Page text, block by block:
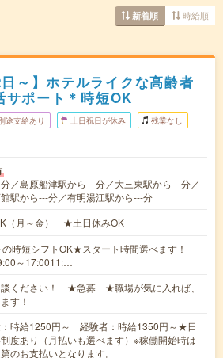
新着順 時給順
～】ホテルライクな高齢者
サポート＊時短OK
途支給あり 土日祝日が休み 残業なし
／島原船津駅から---分／大三東駅から---分／
駅から---分／有明湯江駅から---分
（月～金） ★土日休みOK
時短シフトOK★スタート時間選べます！
～17:0011:…
談ください！ ★急募 ★職場が気に入れば、
す！
：時給1250円～ 経験者：時給1350円～★日
度あり（月払いも選べます）※稼働開始時は
のお支払いとなります。